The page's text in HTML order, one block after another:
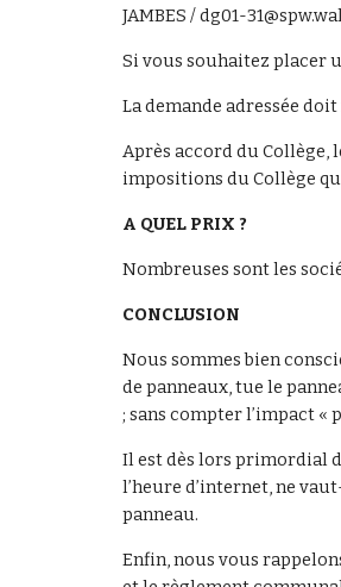
JAMBES / dg01-
Si vous souhaitez placer
La demande adressée
Après accord du Collège,
impositions du Collège
A QUEL PRIX ?
Nombreuses sont les
CONCLUSION
Nous sommes bien
de panneaux, tue le
; sans compter l’impact «
Il est dès lors primordial
l’heure d’internet, ne
panneau.
Enfin, nous vous